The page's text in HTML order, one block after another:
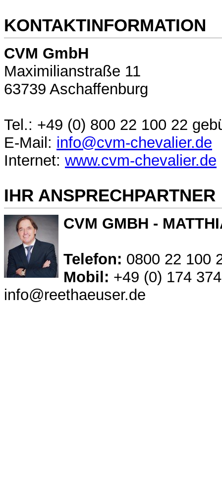
KONTAKTINFORMATION
CVM GmbH
Maximilianstraße 11
63739 Aschaffenburg
Tel.: +49 (0) 800 22 100 22
E-Mail: info@cvm-chevalier.de
Internet: www.cvm-chevalier.de
IHR ANSPRECHPARTNER
CVM GMBH -
Telefon: 0800 22 100
Mobil: +49 (0) 174
info@reethaeuser.de